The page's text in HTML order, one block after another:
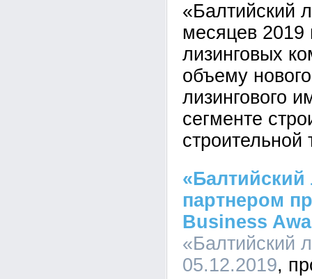
«Балтийский
месяцев 2019
лизинговых
объему
лизингового
сегменте
строительной
«Балтийский
партнером
Business
«Балтийский
05.12.2019